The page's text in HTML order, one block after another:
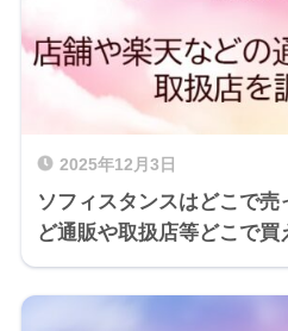
2025年12月3日
ソフィスタンスはどこで
ど通販や取扱店等どこで買